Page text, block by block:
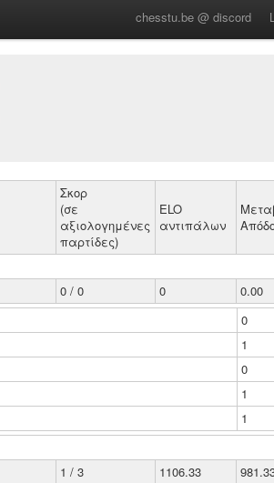
chesstu.be @ discord
Σκορ
(σε
αξιολογημένες
παρτίδες)
ELO
αντιπάλων
0 / 0 0
0.00
0
1
0
1
1
1 / 3 1106.33